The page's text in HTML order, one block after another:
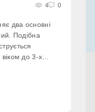
4 0
два основні
Подібна
віком до 3-х
як